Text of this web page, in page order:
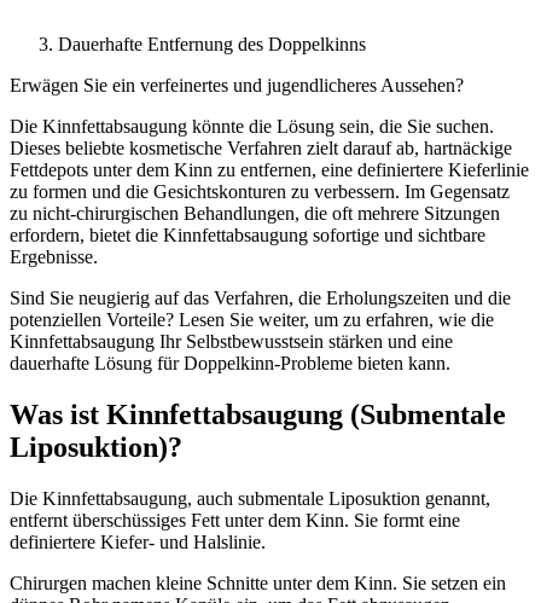
Dauerhafte Entfernung des Doppelkinns
Erwägen Sie ein verfeinertes und jugendlicheres Aussehen?
Die Kinnfettabsaugung könnte die Lösung sein, die Sie suchen.
Dieses beliebte kosmetische Verfahren zielt darauf ab, hartnäckige
Fettdepots unter dem Kinn zu entfernen, eine definiertere Kieferlinie
zu formen und die Gesichtskonturen zu verbessern. Im Gegensatz
zu nicht-chirurgischen Behandlungen, die oft mehrere Sitzungen
erfordern, bietet die Kinnfettabsaugung sofortige und sichtbare
Ergebnisse.
Sind Sie neugierig auf das Verfahren, die Erholungszeiten und die
potenziellen Vorteile? Lesen Sie weiter, um zu erfahren, wie die
Kinnfettabsaugung Ihr Selbstbewusstsein stärken und eine
dauerhafte Lösung für Doppelkinn-Probleme bieten kann.
Was ist Kinnfettabsaugung (Submentale
Liposuktion)?
Die Kinnfettabsaugung, auch submentale Liposuktion genannt,
entfernt überschüssiges Fett unter dem Kinn. Sie formt eine
definiertere Kiefer- und Halslinie.
Chirurgen machen kleine Schnitte unter dem Kinn. Sie setzen ein